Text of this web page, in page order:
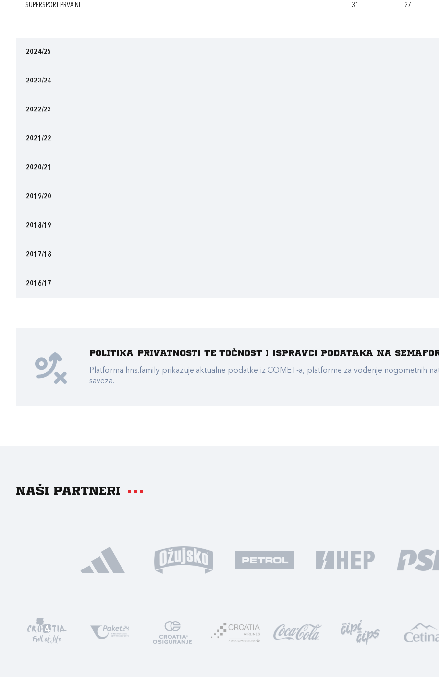
SUPERSPORT PRVA NL 31 27
2024/25
2023/24
2022/23
2021/22
2020/21
2019/20
2018/19
2017/18
2016/17
Politika privatnosti te točnost i ispravci podataka na
Platforma hns.family prikazuje aktualne podatke iz COMET-a, platforme za vođenje nogometnih
saveza.
Naši partneri